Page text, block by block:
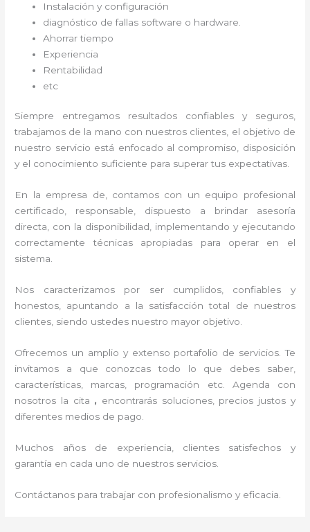
Instalación y configuración
diagnóstico de fallas software o hardware
Ahorrar tiempo
Experiencia
Rentabilidad
etc
Siempre entregamos resultados confiables y seguros,
trabajamos de la mano con nuestros clientes, el objetivo de
nuestro servicio está enfocado al compromiso, disposición
y el conocimiento suficiente para superar tus expectativas.
En la empresa de , contamos con un equipo profesional
certificado, responsable, dispuesto a brindar asesoría
directa, con la disponibilidad, implementando y ejecutando
correctamente técnicas apropiadas para operar en el
sistema.
Nos caracterizamos por ser cumplidos, confiables y
honestos, apuntando a la satisfacción total de nuestros
clientes, siendo ustedes nuestro mayor objetivo.
Ofrecemos un amplio y extenso portafolio de servicios. Te
invitamos a que conozcas todo lo que debes saber,
características, marcas, programación etc. Agenda con
nosotros la cita , encontrarás soluciones, precios justos y
diferentes medios de pago.
Muchos años de experiencia, clientes satisfechos y
garantía en cada uno de nuestros servicios.
Contáctanos para trabajar con profesionalismo y eficacia.